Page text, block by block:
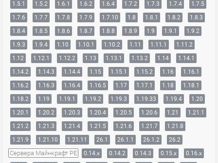
1.5.1
1.5.2 1.6.1 1.6.2 1.6.4 1.7.2 1.7.3 1.7.4
1.7.5
1.7.6
1.7.7 1.7.8 1.7.9 1.7.10 1.8 1.8.1 1.8.2
1.8.3
1.8.4
1.8.5 1.8.6 1.8.7 1.8.8 1.8.9 1.9 1.9.1
1.9.2
1.9.3
1.9.4 1.10 1.10.1 1.10.2 1.11 1.11.1
1.11.2
1.12
1.12.1 1.12.2 1.13 1.13.1 1.13.2 1.14
1.14.1
1.14.2
1.14.3 1.14.4 1.15 1.15.1 1.15.2 1.16
1.16.1
1.16.2
1.16.3 1.16.4 1.16.5 1.17 1.17.1 1.18
1.18.1
1.18.2
1.19 1.19.1 1.19.2 1.19.3 1.19.33 1.19.4
1.20
1.20.1
1.20.2 1.20.3 1.20.4 1.20.5 1.20.6 1.21
1.21.1
1.21.2
1.21.3 1.21.4 1.21.5 1.21.6 1.21.7
1.21.8
1.21.9
1.21.10 1.21.11 26.1 26.1.1 26.1.2 26.2
Сервера Майнкрафт PE 0.14.x 0.14.2 0.14.3 0.15.x
0.16.x